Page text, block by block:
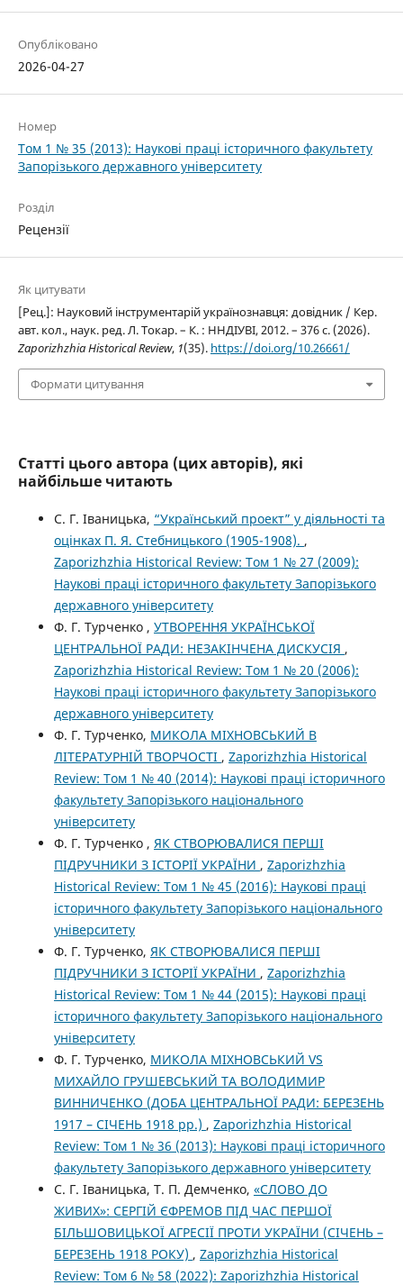
Опубліковано
2026-04-27
Номер
Том 1 № 35 (2013): Наукові праці історичного факультету
Запорізького державного університету
Розділ
Рецензії
Як цитувати
[Рец.]: Науковий інструментарій українознавця: довідник / Кер.
авт. кол., наук. ред. Л. Токар. – К. : ННДІУВІ, 2012. – 376 с. (2026).
Zaporizhzhia Historical Review, 1(35). https://doi.org/10.26661/
Формати цитування
Статті цього автора (цих авторів), які
найбільше читають
С. Г. Іваницька, “Український проект” у діяльності та
оцінках П. Я. Стебницького (1905-1908). ,
Zaporizhzhia Historical Review: Том 1 № 27 (2009):
Наукові праці історичного факультету Запорізького
державного університету
Ф. Г. Турченко , УТВОРЕННЯ УКРАЇНСЬКОЇ
ЦЕНТРАЛЬНОЇ РАДИ: НЕЗАКІНЧЕНА ДИСКУСІЯ ,
Zaporizhzhia Historical Review: Том 1 № 20 (2006):
Наукові праці історичного факультету Запорізького
державного університету
Ф. Г. Турченко, МИКОЛА МІХНОВСЬКИЙ В
ЛІТЕРАТУРНІЙ ТВОРЧОСТІ , Zaporizhzhia Historical
Review: Том 1 № 40 (2014): Наукові праці історичного
факультету Запорізького національного
університету
Ф. Г. Турченко , ЯК СТВОРЮВАЛИСЯ ПЕРШІ
ПІДРУЧНИКИ З ІСТОРІЇ УКРАЇНИ , Zaporizhzhia
Historical Review: Том 1 № 45 (2016): Наукові праці
історичного факультету Запорізького національного
університету
Ф. Г. Турченко, ЯК СТВОРЮВАЛИСЯ ПЕРШІ
ПІДРУЧНИКИ З ІСТОРІЇ УКРАЇНИ , Zaporizhzhia
Historical Review: Том 1 № 44 (2015): Наукові праці
історичного факультету Запорізького національного
університету
Ф. Г. Турченко, МИКОЛА МІХНОВСЬКИЙ VS
МИХАЙЛО ГРУШЕВСЬКИЙ ТА ВОЛОДИМИР
ВИННИЧЕНКО (ДОБА ЦЕНТРАЛЬНОЇ РАДИ: БЕРЕЗЕНЬ
1917 – СІЧЕНЬ 1918 рр.) , Zaporizhzhia Historical
Review: Том 1 № 36 (2013): Наукові праці історичного
факультету Запорізького державного університету
С. Г. Іваницька, Т. П. Демченко, «СЛОВО ДО
ЖИВИХ»: СЕРГІЙ ЄФРЕМОВ ПІД ЧАС ПЕРШОЇ
БІЛЬШОВИЦЬКОЇ АГРЕСІЇ ПРОТИ УКРАЇНИ (СІЧЕНЬ –
БЕРЕЗЕНЬ 1918 РОКУ) , Zaporizhzhia Historical
Review: Том 6 № 58 (2022): Zaporizhzhia Historical